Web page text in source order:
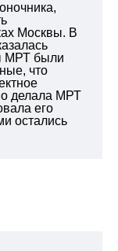
Москвы. В
МРТ были
что
делала МРТ
его
остались